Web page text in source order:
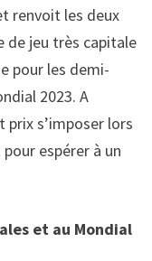
renvoit les deux
de jeu très capitale
pour les demi-
2023. A
prix s’imposer lors
espérer à un
et au Mondial